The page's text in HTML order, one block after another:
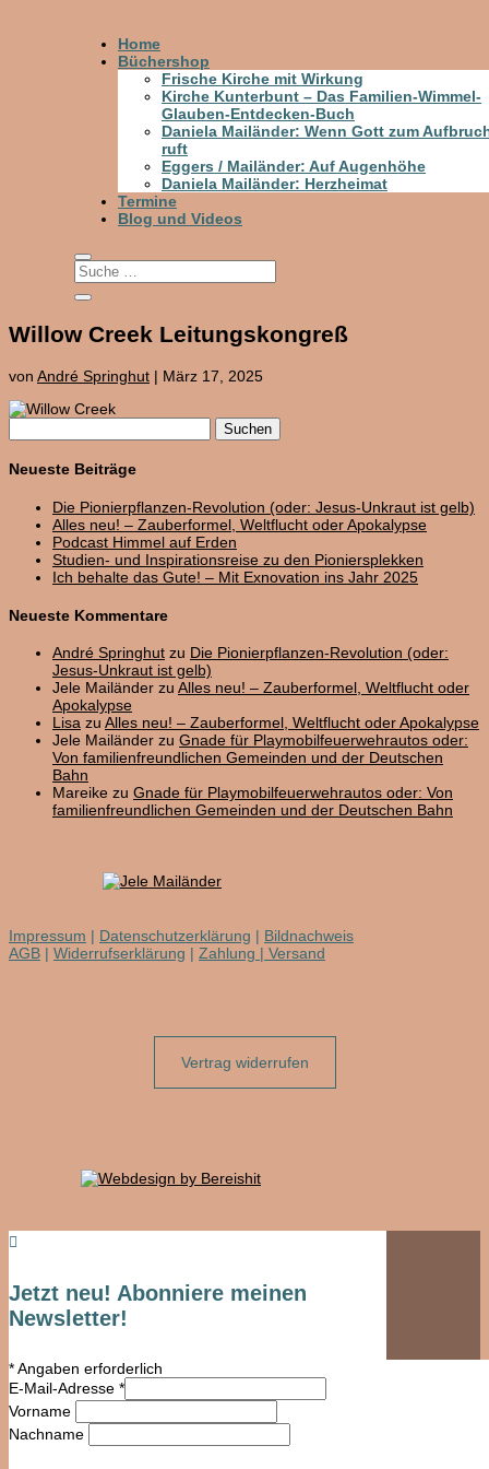
Home
Büchershop
Frische Kirche mit Wirkung
Kirche Kunterbunt – Das Familien-Wimmel-
Glauben-Entdecken-Buch
Daniela Mailänder: Wenn Gott zum
ruft
Eggers / Mailänder: Auf Augenhöhe
Daniela Mailänder: Herzheimat
Termine
Blog und Videos
Willow Creek Leitungskongreß
von André Springhut | März 17, 2025
nach:
Neueste Beiträge
Die Pionierpflanzen-Revolution (oder: Jesus-Unkraut ist gelb)
Alles neu! – Zauberformel, Weltflucht oder Apokalypse
Podcast Himmel auf Erden
Studien- und Inspirationsreise zu den Pioniersplekken
Ich behalte das Gute! – Mit Exnovation ins Jahr 2025
Neueste Kommentare
André Springhut zu Die Pionierpflanzen-Revolution (oder:
Jesus-Unkraut ist gelb)
Jele Mailänder zu Alles neu! – Zauberformel, Weltflucht oder
Apokalypse
Lisa zu Alles neu! – Zauberformel, Weltflucht oder Apokalypse
Jele Mailänder zu Gnade für Playmobilfeuerwehrautos oder:
Von familienfreundlichen Gemeinden und der Deutschen
Bahn
Mareike zu Gnade für Playmobilfeuerwehrautos oder: Von
familienfreundlichen Gemeinden und der Deutschen Bahn
Impressum | Datenschutzerklärung | Bildnachweis
AGB | Widerrufserklärung | Zahlung | Versand
Vertrag widerrufen

Jetzt neu! Abonniere meinen
Newsletter!
*Angaben erforderlich
E-Mail-Adresse *
Vorname
Nachname